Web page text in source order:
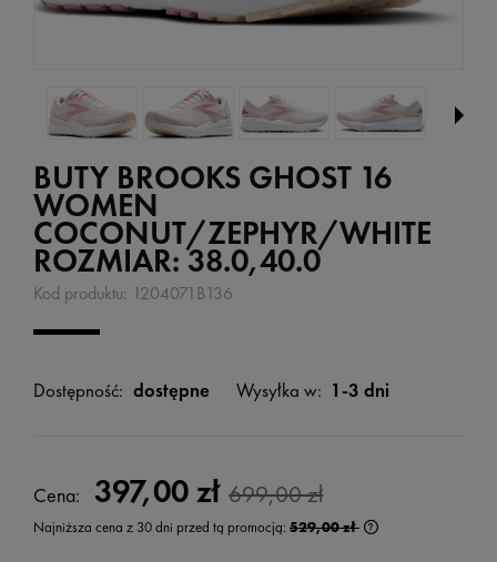
BUTY BROOKS GHOST 16
WOMEN
COCONUT/ZEPHYR/WHITE
ROZMIAR: 38.0,40.0
Kod produktu: 1204071B136
Dostępność: dostępne Wysyłka w: 1-3 dni
Cena: 397,00 zł 699,00 zł
Najniższa cena z 30 dni przed tą promocją: 529,00 zł